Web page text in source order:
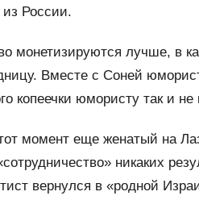
из России.
монетизируются лучше, в
Вместе с Соней
копеечки юмористу так и не
момент еще женатый на
никаких
вернулся в «родной